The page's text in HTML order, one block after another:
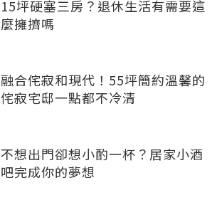
15坪硬塞三房？退休生活有需要這
麼擁擠嗎
融合侘寂和現代！55坪簡約溫馨的
侘寂宅邸一點都不冷清
不想出門卻想小酌一杯？居家小酒
吧完成你的夢想